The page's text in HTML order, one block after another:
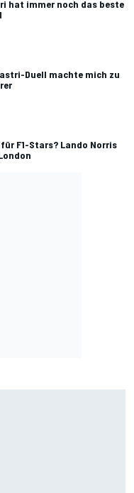
hat immer noch das beste
Duell machte mich zu
F1-Stars? Lando Norris